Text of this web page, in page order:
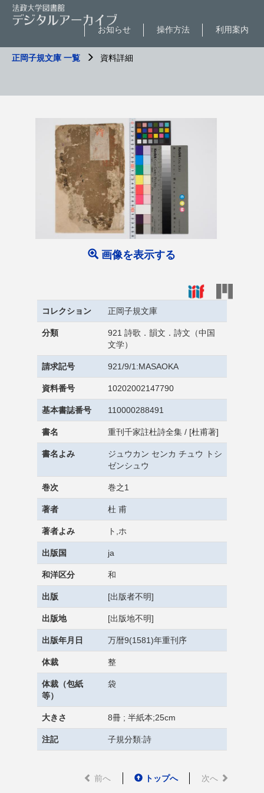
利用案内
操作方法
お知らせ
正岡子規文庫 一覧 資料詳細
画像を表示する
コレクション 正岡子規文庫
分類
921 詩歌．韻文．詩文（中国
文学）
請求記号 921/9/1:MASAOKA
資料番号 10202002147790
基本書誌番号 110000288491
書名 重刊千家註杜詩全集 / [杜甫著]
書名よみ
ジュウカン センカ チュウ トシ
ゼンシュウ
巻次 巻之1
著者 杜 甫
著者よみ ト,ホ
出版国 ja
和洋区分 和
出版 [出版者不明]
出版地 [出版地不明]
出版年月日 万暦9(1581)年重刊序
体裁 整
体裁（包紙
等）
袋
大きさ 8冊 ; 半紙本;25cm
注記 子規分類:詩
前へ トップへ 次へ